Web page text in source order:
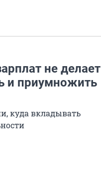
не делает
и приумножить
куда вкладывать